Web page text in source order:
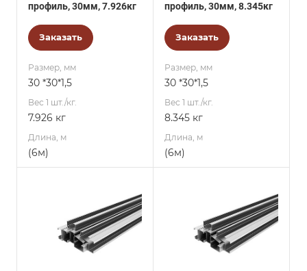
профиль, 30мм, 7.926кг
Заказать
Размер, мм
30 *30*1,5
Вес 1 шт./кг.
7.926 кг
Длина, м
(6м)
профиль, 30мм, 8.345кг
Заказать
Размер, мм
30 *30*1,5
Вес 1 шт./кг.
8.345 кг
Длина, м
(6м)